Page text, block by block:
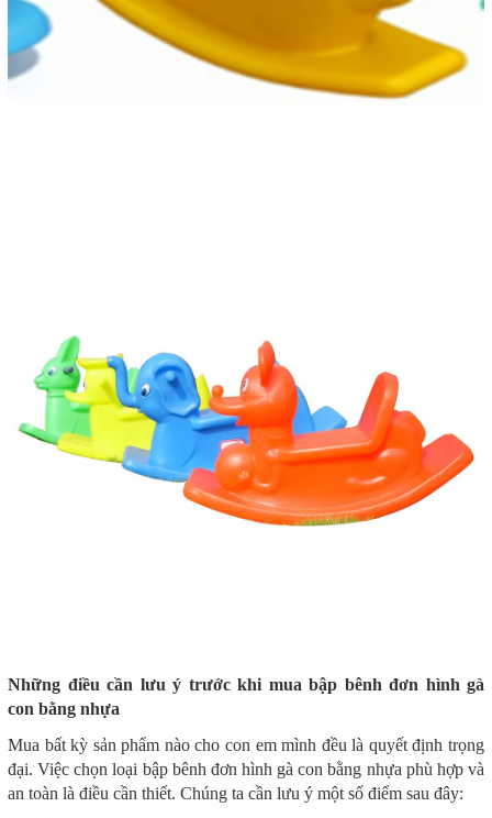
Những điều cần lưu ý trước khi mua bập bênh đơn hình gà
con bằng nhựa
Mua bất kỳ sản phẩm nào cho con em mình đều là quyết định trọng
đại. Việc chọn loại bập bênh đơn hình gà con bằng nhựa phù hợp và
an toàn là điều cần thiết. Chúng ta cần lưu ý một số điểm sau đây: